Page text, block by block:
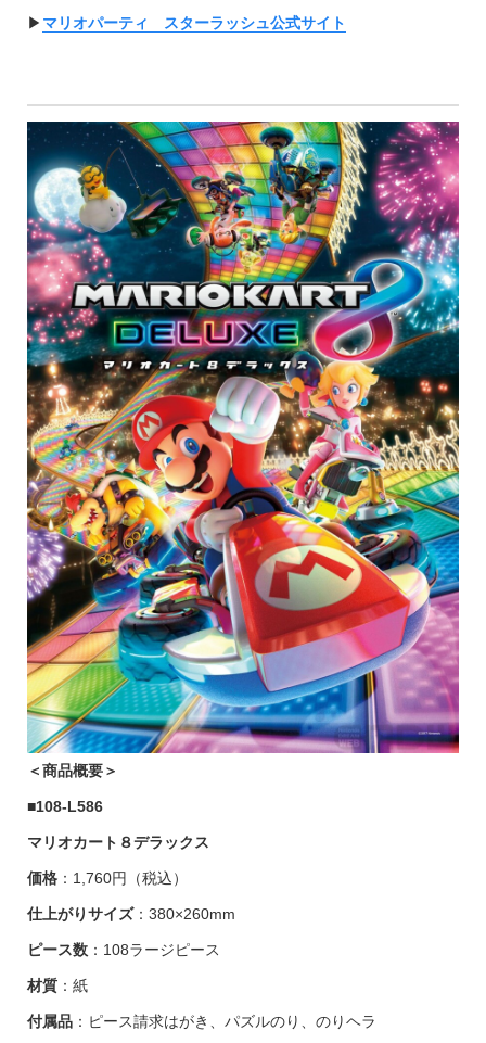
▶︎ マリオパーティ スターラッシュ公式サイト
＜商品概要＞
■108-L586
マリオカート８デラックス
価格：1,760円（税込）
仕上がりサイズ：380×260mm
ピース数：108ラージピース
材質：紙
付属品：ピース請求はがき、パズルのり、のりヘラ